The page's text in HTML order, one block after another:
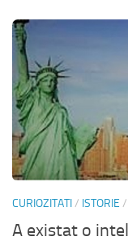
CURIOZITATI/ ISTORIE /
A existat o